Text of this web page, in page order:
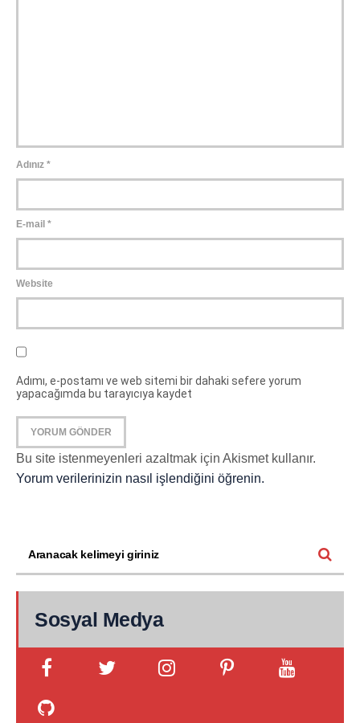
Adınız *
E-mail *
Website
Adımı, e-postamı ve web sitemi bir dahaki sefere yorum
yapacağımda bu tarayıcıya kaydet
Bu site istenmeyenleri azaltmak için Akismet kullanır.
Yorum verilerinizin nasıl işlendiğini öğrenin.
Sosyal Medya